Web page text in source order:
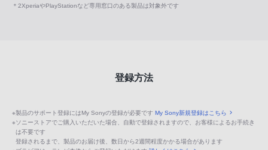
＊2XperiaやPlayStationなど専用窓口のある製品は対象外です
登録方法
※製品のサポート登録にはMy Sonyの登録が必要です My Sony新規登録はこちら
※ソニーストアでご購入いただいた場合、自動で登録されますので、お客様によるお手続き
は不要です
登録されるまで、製品のお届け後、数日から2週間程度かかる場合があります